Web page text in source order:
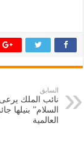
ر
ة
ل
ت
و
ي
ت
ر
(
ر
ة
ل
س
ب
و
السابق
نائب الملك يرعى
السلام” بنيلها
العالمية